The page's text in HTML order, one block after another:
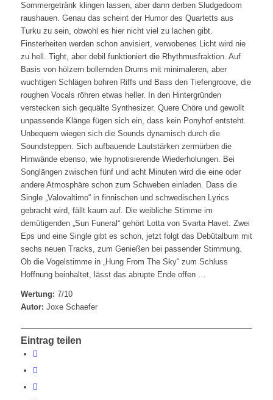
Sommergetränk klingen lassen, aber dann derben Sludgedoom
raushauen. Genau das scheint der Humor des Quartetts aus
Turku zu sein, obwohl es hier nicht viel zu lachen gibt.
Finsterheiten werden schon anvisiert, verwobenes Licht wird nie
zu hell. Tight, aber debil funktioniert die Rhythmusfraktion. Auf
Basis von hölzern bollernden Drums mit minimaleren, aber
wuchtigen Schlägen bohren Riffs und Bass den Tiefengroove, die
roughen Vocals röhren etwas heller. In den Hintergründen
verstecken sich gequälte Synthesizer. Quere Chöre und gewollt
unpassende Klänge fügen sich ein, dass kein Ponyhof entsteht.
Unbequem wiegen sich die Sounds dynamisch durch die
Soundsteppen. Sich aufbauende Lautstärken zermürben die
Hirnwände ebenso, wie hypnotisierende Wiederholungen. Bei
Songlängen zwischen fünf und acht Minuten wird die eine oder
andere Atmosphäre schon zum Schweben einladen. Dass die
Single „Valovaltimo“ in finnischen und schwedischen Lyrics
gebracht wird, fällt kaum auf. Die weibliche Stimme im
demütigenden „Sun Funeral“ gehört Lotta von Svarta Havet. Zwei
Eps und eine Single gibt es schon, jetzt folgt das Debütalbum mit
sechs neuen Tracks, zum Genießen bei passender Stimmung.
Ob die Vogelstimme in „Hung From The Sky“ zum Schluss
Hoffnung beinhaltet, lässt das abrupte Ende offen …
Wertung: 7/10
Autor: Joxe Schaefer
Eintrag teilen